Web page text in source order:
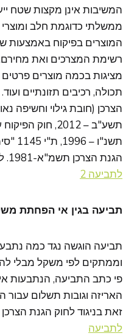
המשיבות אינן מקצות שטח
ממשלתי כדוגמת חלב ומוצרי
המוצרים בפיקוח באמצעות
רשימת המצרכים ואת
מציגות בכמה מוצרים
תכולה, רכיבים תזונתיים
הצרכן (חובת גילוי וחשיפה
תשע"ב – 2012,
תשנ"ו – 1996, ת"י 1145 "סימון מזון ארוז מראש" וחוק
הגנת הצרכן תשמ"א-1981. להלן קישור
לתביעה 2
תביעה בגין אי הפחתת
תביעה הוגשה נגד כמה
וממתקים לפי משקל מבלי
פי כתב התביעה, הנתבעות
האריזה וגובות תשלום
זאת בניגוד לחוק הגנת הצרכן
לתביעה